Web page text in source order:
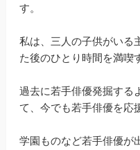
す。
私は、三人の子供がいる
た後のひとり時間を満喫
過去に若手俳優発掘する
て、今でも若手俳優を応
学園ものなど若手俳優が